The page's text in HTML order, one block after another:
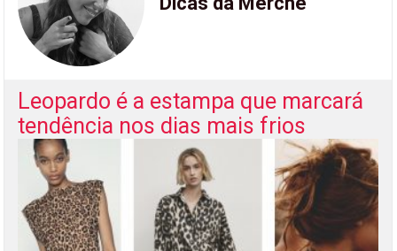
Leopardo é a estampa que marcará
tendência nos dias mais frios